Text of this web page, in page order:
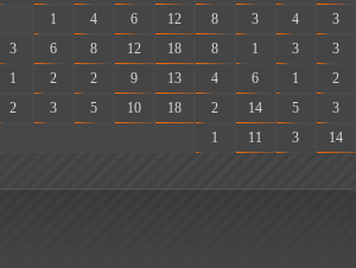
1 4 6 12 8 3 4
3
3 6 8 12 18 8 1 3
3
1 2 2 9 13 4 6 1
2
2 3 5 10 18 2 14 5
3
1 11 3 14